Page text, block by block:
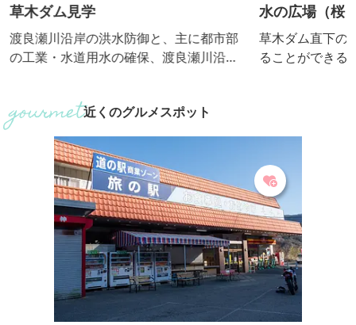
草木ダム見学
渡良瀬川沿岸の洪水防御と、主に都市部
の工業・水道用水の確保、渡良瀬川沿岸
湖畔には遊歩道があり、四季折々の草花
を楽しむことができる。ダム見学も実施
しています。 ■見学内容・解説有無 ダム
の中を案内してくれる添乗員付き。普段
あまり見ることのできないダムの中を見
学して、私たちが生きていく上で必要な
「水」について学ぶことができ...
水の広場（桜
草木ダム直下の
ることができる
（例年の見頃：
ります。高さ
巻の景色。
近くのグルメスポット